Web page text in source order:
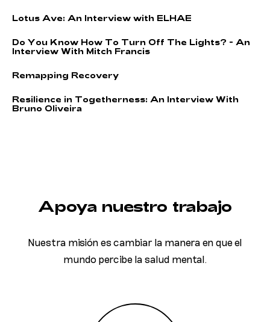
Lotus Ave: An Interview with ELHAE
Do You Know How To Turn Off The Lights? - An
Interview With Mitch Francis
Remapping Recovery
Resilience in Togetherness: An Interview With
Bruno Oliveira
Apoya nuestro trabajo
Nuestra misión es cambiar la manera en que el
mundo percibe la salud mental.